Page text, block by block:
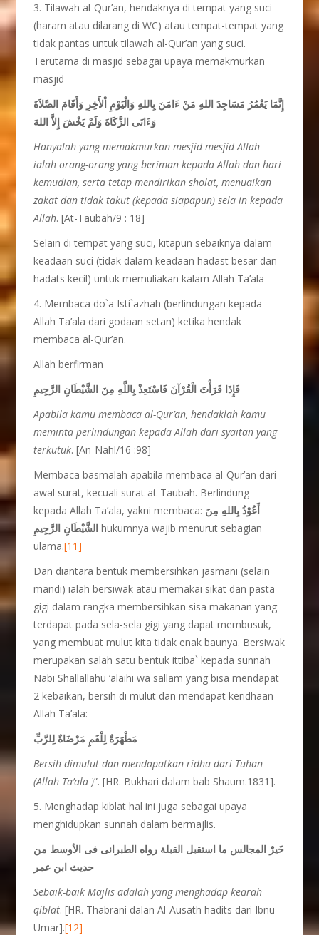
3. Tilawah al-Qur’an, hendaknya di tempat yang suci
(haram atau dilarang di WC) atau tempat-tempat yang
tidak pantas untuk tilawah al-Qur’an yang suci.
Terutama di masjid sebagai upaya memakmurkan
masjid
إِنَّمَا يَعْمُرُ مَسَاجِدَ اللهِ مَنْ ءَامَنَ بِاللهِ وَالْيَوْمِ اْلأَخِرِ وَأَقَامَ الصَّلاَةَ
وَءَاتَى الزَّكَاةَ وَلَمْ يَخْشَ إِلاَّ اللهَ
Hanyalah yang memakmurkan mesjid-mesjid Allah
ialah orang-orang yang beriman kepada Allah dan hari
kemudian, serta tetap mendirikan sholat, menuaikan
zakat dan tidak takut (kepada siapapun) sela in kepada
Allah. [At-Taubah/9 : 18]
Selain di tempat yang suci, kitapun sebaiknya dalam
keadaan suci (tidak dalam keadaan hadast besar dan
hadats kecil) untuk memuliakan kalam Allah Ta’ala
4. Membaca do`a Isti`azhah (berlindungan kepada
Allah Ta’ala dari godaan setan) ketika hendak
membaca al-Qur’an.
Allah berfirman
فَإِذَا قَرَأْتَ الْقُرْآنَ فَاسْتَعِذْ بِاللَّهِ مِنَ الشَّيْطَانِ الرَّجِيمِ
Apabila kamu membaca al-Qur’an, hendaklah kamu
meminta perlindungan kepada Allah dari syaitan yang
terkutuk. [An-Nahl/16 :98]
Membaca basmalah apabila membaca al-Qur’an dari
awal surat, kecuali surat at-Taubah. Berlindung
kepada Allah Ta’ala, yakni membaca: أَعُوْذُ بِاللهِ مِنَ
الشَّيْطَانِ الرَّجِيمِhukumnya wajib menurut sebagian
ulama.[11]
Dan diantara bentuk membersihkan jasmani (selain
mandi) ialah bersiwak atau memakai sikat dan pasta
gigi dalam rangka membersihkan sisa makanan yang
terdapat pada sela-sela gigi yang dapat membusuk,
yang membuat mulut kita tidak enak baunya. Bersiwak
merupakan salah satu bentuk ittiba` kepada sunnah
Nabi Shallallahu ‘alaihi wa sallam yang bisa mendapat
2 kebaikan, bersih di mulut dan mendapat keridhaan
Allah Ta’ala:
مَطْهَرَةٌ لِلْفَمِ مَرْضَاةٌ لِلرَّبِّ
Bersih dimulut dan mendapatkan ridha dari Tuhan
(Allah Ta’ala )”. [HR. Bukhari dalam bab Shaum.1831].
5. Menghadap kiblat hal ini juga sebagai upaya
menghidupkan sunnah dalam bermajlis.
خَيرُْ المجالس ما استقبل القبلة رواه الطبرانى فى الأوسط من
حديث ابن عمر
Sebaik-baik Majlis adalah yang menghadap kearah
qiblat. [HR. Thabrani dalan Al-Ausath hadits dari Ibnu
Umar].[12]